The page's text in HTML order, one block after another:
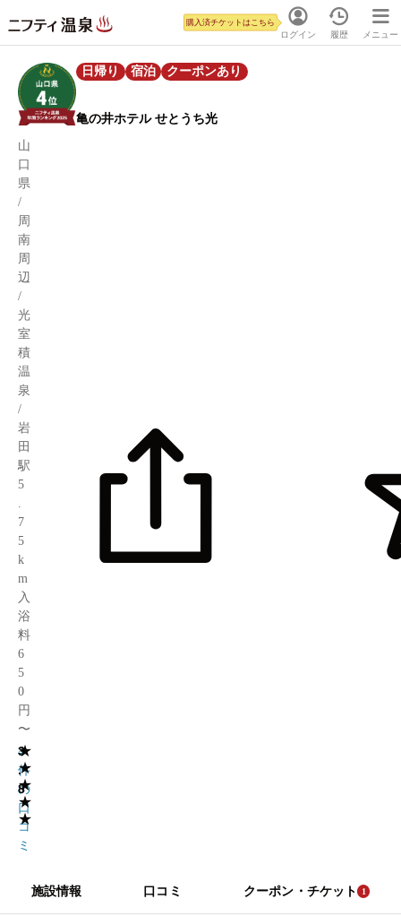
ログイン
購入済チケットはこちら
履歴 メニュー
日帰り 宿泊 クーポンあり
亀の井ホテル せとうち光
山
口
県
/
周
南
周
辺
/
光
室
積
温
泉
/
岩
田
駅
5
7
5
k
m
入
浴
料
6
5
0
円
〜
★
★
★
★
★
3
.
8
4
件
の
口
コ
ミ
施設情報 口コミ クーポン・チケット 1